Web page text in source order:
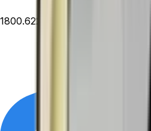
1800.6229